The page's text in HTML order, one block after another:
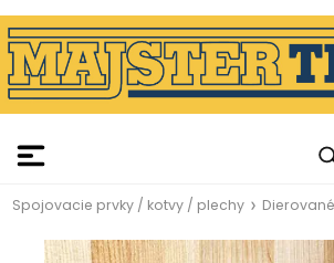
Spojovacie prvky / kotvy / plechy